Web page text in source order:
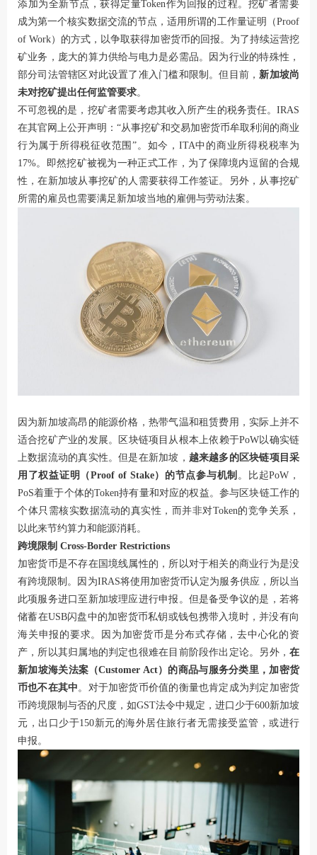
添加为全新节点，获得定量Token作为回报的过程。挖矿者需要
成为第一个核实数据交流的节点，适用所谓的工作量证明（Proof
of Work）的方式，以争取获得加密货币的回报。为了持续运营挖
矿业务，庞大的算力供给与电力是必需品。因为行业的特殊性，
部分司法管辖区对此设置了准入门槛和限制。但目前，新加坡尚
未对挖矿提出任何监管要求。
不可忽视的是，挖矿者需要考虑其收入所产生的税务责任。IRAS
在其官网上公开声明：“从事挖矿和交易加密货币牟取利润的商业
行为属于所得税征收范围”。如今，ITA中的商业所得税税率为
17%。即然挖矿被视为一种正式工作，为了保障境内逗留的合规
性，在新加坡从事挖矿的人需要获得工作签证。另外，从事挖矿
所需的雇员也需要满足新加坡当地的雇佣与劳动法案。
因为新加坡高昂的能源价格，热带气温和租赁费用，实际上并不
适合挖矿产业的发展。区块链项目从根本上依赖于PoW以确实链
上数据流动的真实性。但是在新加坡， 越来越多的区块链项目采
用了权益证明（Proof of Stake）的节点参与机制 。比起PoW，
PoS着重于个体的Token持有量和对应的权益。参与区块链工作的
个体只需核实数据流动的真实性，而并非对Token的竞争关系，
以此来节约算力和能源消耗。
跨境限制 Cross-Border Restrictions
加密货币是不存在国境线属性的，所以对于相关的商业行为是没
有跨境限制。因为IRAS将使用加密货币认定为服务供应，所以当
此项服务进口至新加坡理应进行申报。但是备受争议的是，若将
储蓄在USB闪盘中的加密货币私钥或钱包携带入境时，并没有向
海关申报的要求。因为加密货币是分布式存储，去中心化的资
产，所以其归属地的判定也很难在目前阶段作出定论。另外， 在
新加坡海关法案（Customer Act）的商品与服务分类里，加密货
币也不在其中 。对于加密货币价值的衡量也肯定成为判定加密货
币跨境限制与否的尺度，如GST法令中规定，进口少于600新加坡
元，出口少于150新元的海外居住旅行者无需接受监管，或进行
申报。